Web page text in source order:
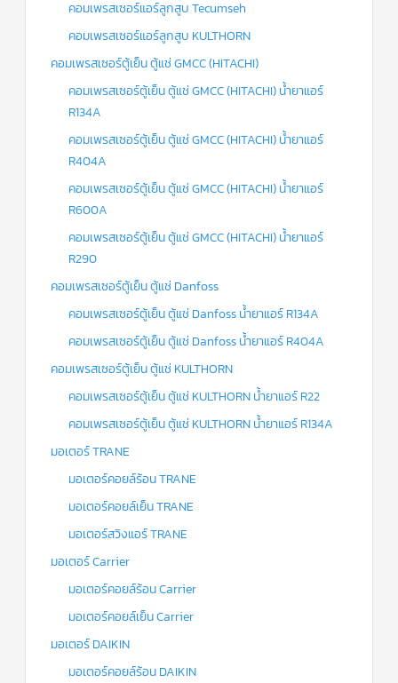
คอมเพรสเซอร์แอร์ลูกสูบ Tecumseh
คอมเพรสเซอร์แอร์ลูกสูบ KULTHORN
คอมเพรสเซอร์ตู้เย็น ตู้แช่ GMCC (HITACHI)
คอมเพรสเซอร์ตู้เย็น ตู้แช่ GMCC (HITACHI) น้ำยาแอร์
R134A
คอมเพรสเซอร์ตู้เย็น ตู้แช่ GMCC (HITACHI) น้ำยาแอร์
R404A
คอมเพรสเซอร์ตู้เย็น ตู้แช่ GMCC (HITACHI) น้ำยาแอร์
R600A
คอมเพรสเซอร์ตู้เย็น ตู้แช่ GMCC (HITACHI) น้ำยาแอร์
R290
คอมเพรสเซอร์ตู้เย็น ตู้แช่ Danfoss
คอมเพรสเซอร์ตู้เย็น ตู้แช่ Danfoss น้ำยาแอร์ R134A
คอมเพรสเซอร์ตู้เย็น ตู้แช่ Danfoss น้ำยาแอร์ R404A
คอมเพรสเซอร์ตู้เย็น ตู้แช่ KULTHORN
คอมเพรสเซอร์ตู้เย็น ตู้แช่ KULTHORN น้ำยาแอร์ R22
คอมเพรสเซอร์ตู้เย็น ตู้แช่ KULTHORN น้ำยาแอร์ R134A
มอเตอร์ TRANE
มอเตอร์คอยล์ร้อน TRANE
มอเตอร์คอยล์เย็น TRANE
มอเตอร์สวิงแอร์ TRANE
มอเตอร์ Carrier
มอเตอร์คอยล์ร้อน Carrier
มอเตอร์คอยล์เย็น Carrier
มอเตอร์ DAIKIN
มอเตอร์คอยล์ร้อน DAIKIN